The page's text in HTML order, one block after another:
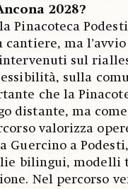
2028?
Pinacoteca
cantiere, ma
sul
sulla
che la
distante, ma
valorizza
Guercino a
bilingui, modelli
Nel percorso